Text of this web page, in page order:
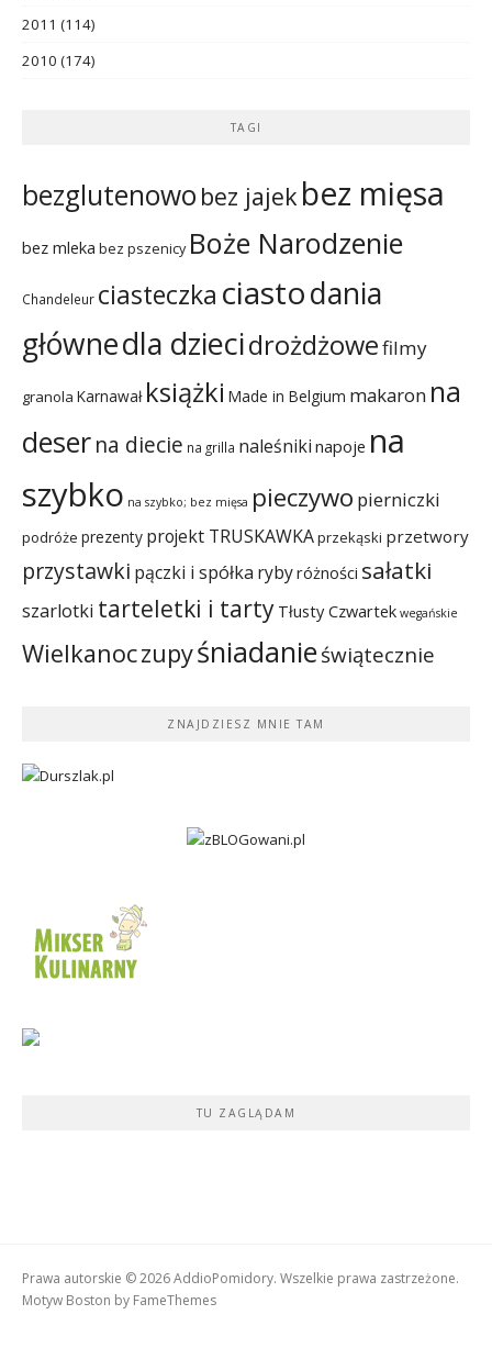
2011 (114)
2010 (174)
TAGI
bezglutenowo bez jajekbez mięsa
bez mleka bez pszenicy Boże Narodzenie
Chandeleur ciasteczka ciastodania
głównedla dziecidrożdżowefilmy
granola Karnawał książki Made in Belgium makaron na
deserna diecie na grilla naleśniki napoje na
szybko na szybko; bez mięsa pieczywo pierniczki
podróże prezenty projekt TRUSKAWKAprzekąski przetwory
przystawki pączki i spółka rybyróżności sałatki
szarlotki tarteletki i tarty Tłusty Czwartek wegańskie
Wielkanoczupyśniadanieświątecznie
ZNAJDZIESZ MNIE TAM
TU ZAGLĄDAM
Prawa autorskie © 2026 AddioPomidory. Wszelkie prawa zastrzeżone.
Motyw Boston by FameThemes